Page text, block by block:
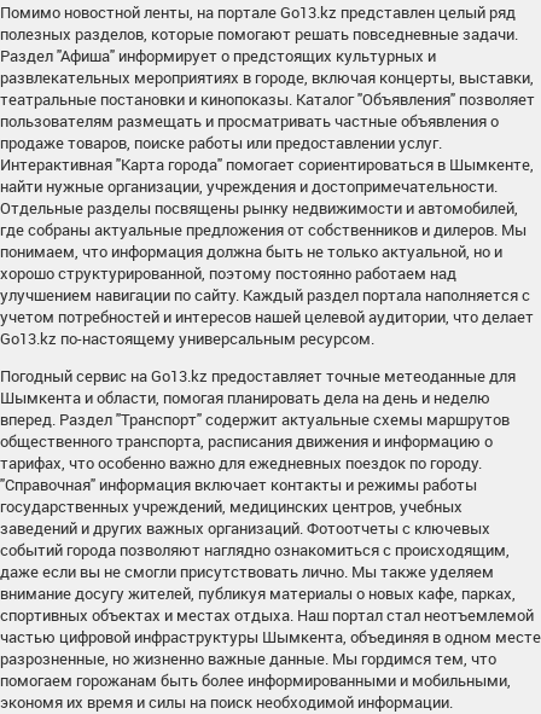
Помимо новостной ленты, на портале Go13.kz представлен целый ряд
полезных разделов, которые помогают решать повседневные задачи.
Раздел "Афиша" информирует о предстоящих культурных и
развлекательных мероприятиях в городе, включая концерты, выставки,
театральные постановки и кинопоказы. Каталог "Объявления" позволяет
пользователям размещать и просматривать частные объявления о
продаже товаров, поиске работы или предоставлении услуг.
Интерактивная "Карта города" помогает сориентироваться в Шымкенте,
найти нужные организации, учреждения и достопримечательности.
Отдельные разделы посвящены рынку недвижимости и автомобилей,
где собраны актуальные предложения от собственников и дилеров. Мы
понимаем, что информация должна быть не только актуальной, но и
хорошо структурированной, поэтому постоянно работаем над
улучшением навигации по сайту. Каждый раздел портала наполняется с
учетом потребностей и интересов нашей целевой аудитории, что делает
Go13.kz по-настоящему универсальным ресурсом.
Погодный сервис на Go13.kz предоставляет точные метеоданные для
Шымкента и области, помогая планировать дела на день и неделю
вперед. Раздел "Транспорт" содержит актуальные схемы маршрутов
общественного транспорта, расписания движения и информацию о
тарифах, что особенно важно для ежедневных поездок по городу.
"Справочная" информация включает контакты и режимы работы
государственных учреждений, медицинских центров, учебных
заведений и других важных организаций. Фотоотчеты с ключевых
событий города позволяют наглядно ознакомиться с происходящим,
даже если вы не смогли присутствовать лично. Мы также уделяем
внимание досугу жителей, публикуя материалы о новых кафе, парках,
спортивных объектах и местах отдыха. Наш портал стал неотъемлемой
частью цифровой инфраструктуры Шымкента, объединяя в одном месте
разрозненные, но жизненно важные данные. Мы гордимся тем, что
помогаем горожанам быть более информированными и мобильными,
экономя их время и силы на поиск необходимой информации.